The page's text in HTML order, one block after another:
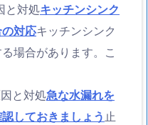
と対処キッチンシンク
対応キッチンシンク
場合があります。こ
と対処急な水漏れを
しておきましょう止